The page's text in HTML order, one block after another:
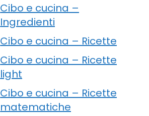
Cibo e cucina –
Ingredienti
Cibo e cucina – Ricette
Cibo e cucina – Ricette
light
Cibo e cucina – Ricette
matematiche